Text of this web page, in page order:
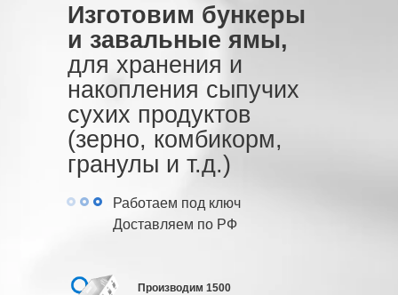
Изготовим бункеры
и завальные ямы,
для хранения и
накопления сыпучих
сухих продуктов
(зерно, комбикорм,
гранулы и т.д.)
Производим 1500
Работаем под ключ
Доставляем по РФ